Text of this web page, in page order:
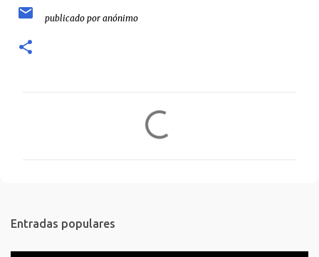
publicado por anónimo
t
a
Entradas populares